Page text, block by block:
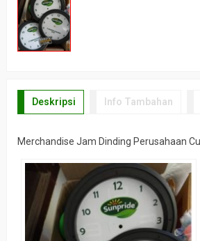
Deskripsi Info Tambahan
Merchandise Jam Dinding Perusahaan